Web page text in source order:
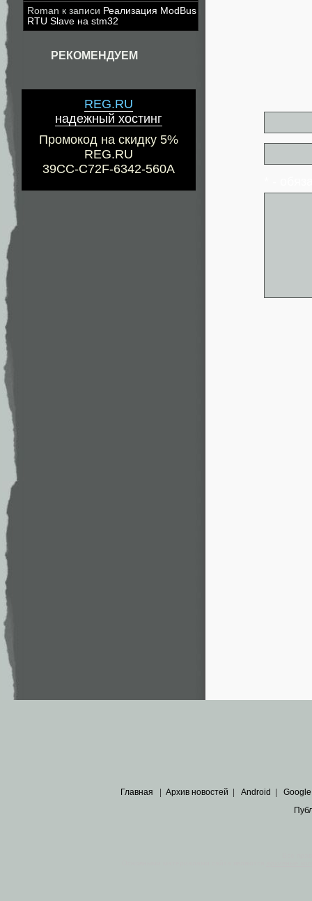
Roman к записи Реализация ModBus
RTU Slave на stm32
РЕКОМЕНДУЕМ
REG.RU
надежный хостинг
Промокод на скидку 5%
REG.RU
39CC-C72F-6342-560A
Главная Архив новостей Android Google